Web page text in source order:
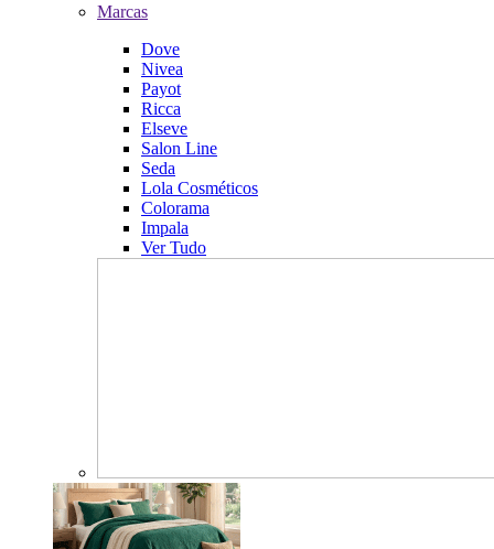
Marcas
Dove
Nivea
Payot
Ricca
Elseve
Salon Line
Seda
Lola Cosméticos
Colorama
Impala
Ver Tudo